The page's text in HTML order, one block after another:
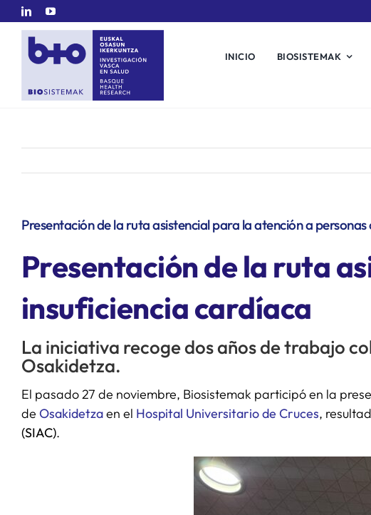
Saltar
contenido
INICIO BIOSISTEMAK
Presentación de la ruta asistencial para la atención a
Presentación de la ruta
insuficiencia cardíaca
La iniciativa recoge dos años de trabajo
Osakidetza.
El pasado 27 de noviembre, Biosistemak participó en la
de Osakidetzaen el Hospital Universitario de Cruces,
(SIAC).